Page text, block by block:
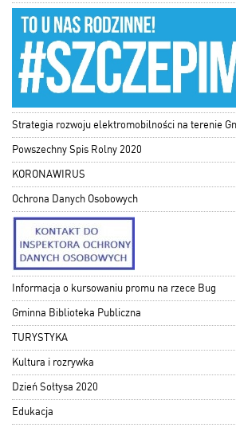
Strategia rozwoju elektromobilności na terenie
Powszechny Spis Rolny 2020
KORONAWIRUS
Ochrona Danych Osobowych
Informacja o kursowaniu promu na rzece Bug
Gminna Biblioteka Publiczna
TURYSTYKA
Kultura i rozrywka
Dzień Sołtysa 2020
Edukacja